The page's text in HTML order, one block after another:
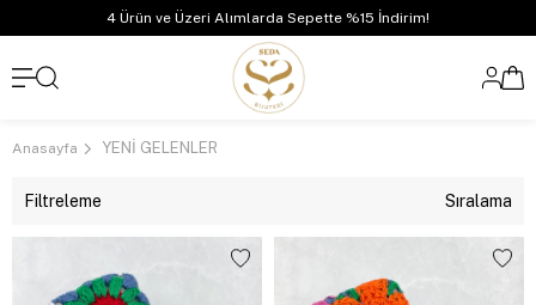
4 Ürün ve Üzeri Alımlarda Sepette %15 İndirim!
Anasayfa YENİ GELENLER
Filtreleme Sıralama